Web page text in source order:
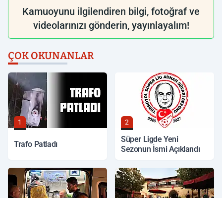
Kamuoyunu ilgilendiren bilgi, fotoğraf ve
videolarınızı gönderin, yayınlayalım!
ÇOK OKUNANLAR
1
Trafo Patladı
2
Süper Ligde Yeni
Sezonun İsmi Açıklandı